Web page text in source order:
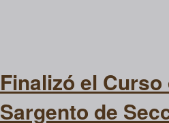
Finalizó el
Sargento de